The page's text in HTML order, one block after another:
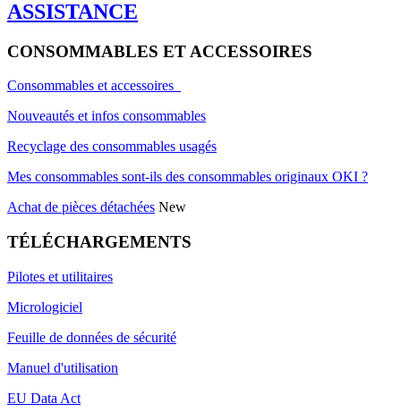
ASSISTANCE
CONSOMMABLES ET ACCESSOIRES
Consommables et accessoires
Nouveautés et infos consommables
Recyclage des consommables usagés
Mes consommables sont-ils des consommables originaux OKI ?
Achat de pièces détachées New
TÉLÉCHARGEMENTS
Pilotes et utilitaires
Micrologiciel
Feuille de données de sécurité
Manuel d'utilisation
EU Data Act